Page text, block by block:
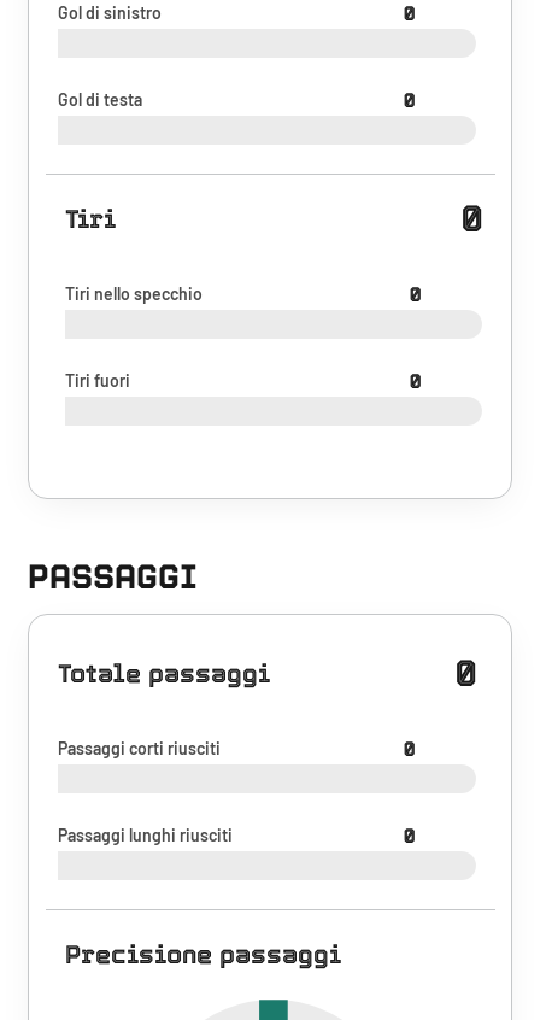
Gol di sinistro 0
Gol di testa 0
Tiri 0
Tiri nello specchio 0
Tiri fuori 0
PASSAGGI
Totale passaggi 0
Passaggi corti riusciti 0
Passaggi lunghi riusciti 0
Precisione passaggi